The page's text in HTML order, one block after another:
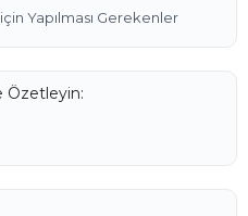
için Yapılması Gerekenler
Özetleyin: